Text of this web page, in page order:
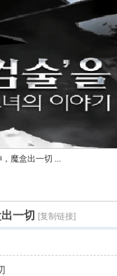
魔盒出一切 ...
一切 [复制链接]